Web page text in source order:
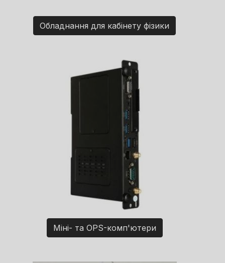
Обладнання для кабінету фізики
Міні- та OPS-комп'ютери